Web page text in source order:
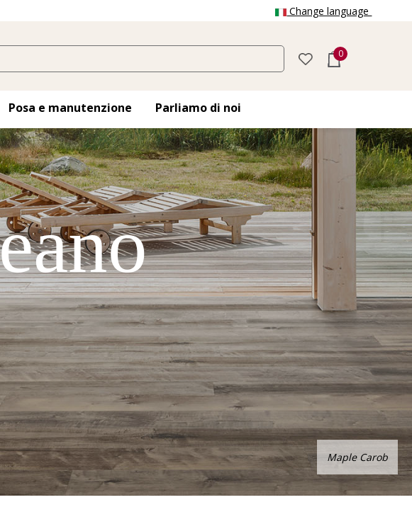
Change language
0
Posa e manutenzione Parliamo di noi
Maple Carob